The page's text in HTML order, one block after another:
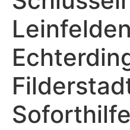
Leinfelden
Filderstadt